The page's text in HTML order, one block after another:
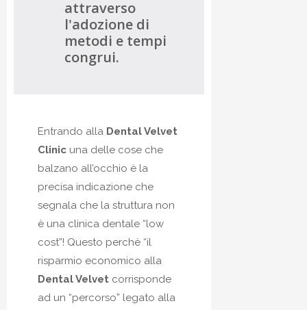
attraverso
l'adozione di
metodi e tempi
congrui.
Entrando alla Dental Velvet
Clinicuna delle cose che
balzano all’occhio è la
precisa indicazione che
segnala che la struttura non
è una clinica dentale “low
cost”! Questo perchè “il
risparmio economico alla
Dental Velvetcorrisponde
ad un “percorso” legato alla